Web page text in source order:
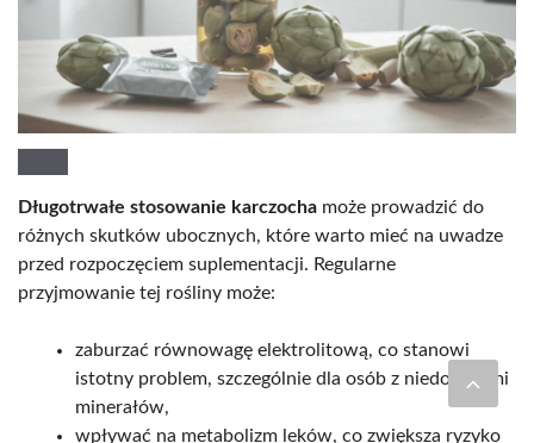
Długotrwałe stosowanie karczocha może prowadzić do
różnych skutków ubocznych, które warto mieć na uwadze
przed rozpoczęciem suplementacji. Regularne
przyjmowanie tej rośliny może:
zaburzać równowagę elektrolitową, co stanowi
istotny problem, szczególnie dla osób z niedoborami
minerałów,
wpływać na metabolizm leków, co zwiększa ryzyko